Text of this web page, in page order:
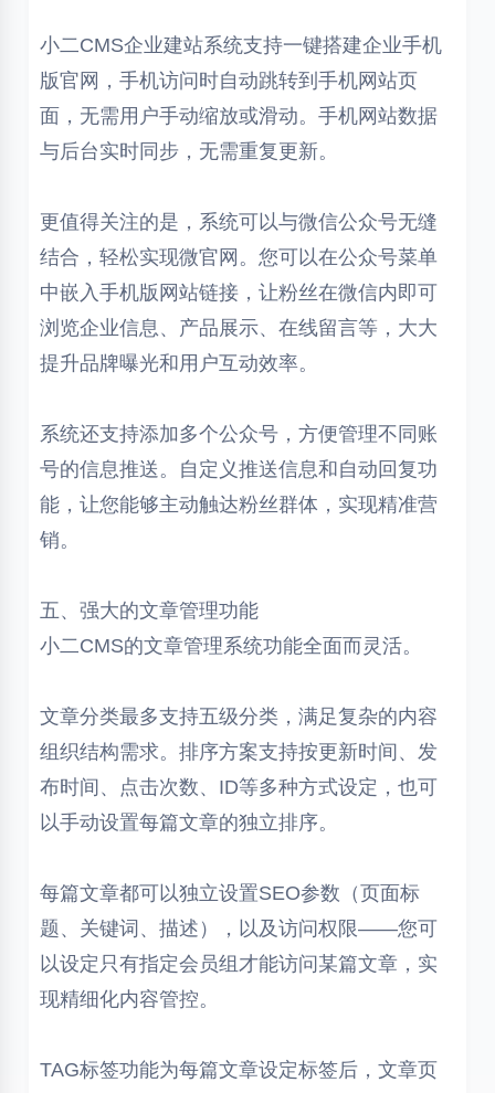
小二CMS企业建站系统支持一键搭建企业手机
版官网，手机访问时自动跳转到手机网站页
面，无需用户手动缩放或滑动。手机网站数据
与后台实时同步，无需重复更新。
更值得关注的是，系统可以与微信公众号无缝
结合，轻松实现微官网。您可以在公众号菜单
中嵌入手机版网站链接，让粉丝在微信内即可
浏览企业信息、产品展示、在线留言等，大大
提升品牌曝光和用户互动效率。
系统还支持添加多个公众号，方便管理不同账
号的信息推送。自定义推送信息和自动回复功
能，让您能够主动触达粉丝群体，实现精准营
销。
五、强大的文章管理功能
小二CMS的文章管理系统功能全面而灵活。
文章分类最多支持五级分类，满足复杂的内容
组织结构需求。排序方案支持按更新时间、发
布时间、点击次数、ID等多种方式设定，也可
以手动设置每篇文章的独立排序。
每篇文章都可以独立设置SEO参数（页面标
题、关键词、描述），以及访问权限——您可
以设定只有指定会员组才能访问某篇文章，实
现精细化内容管控。
TAG标签功能为每篇文章设定标签后，文章页